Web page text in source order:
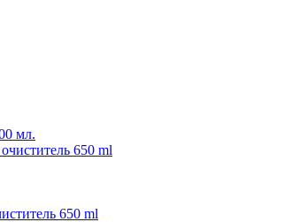
мл.
650 ml